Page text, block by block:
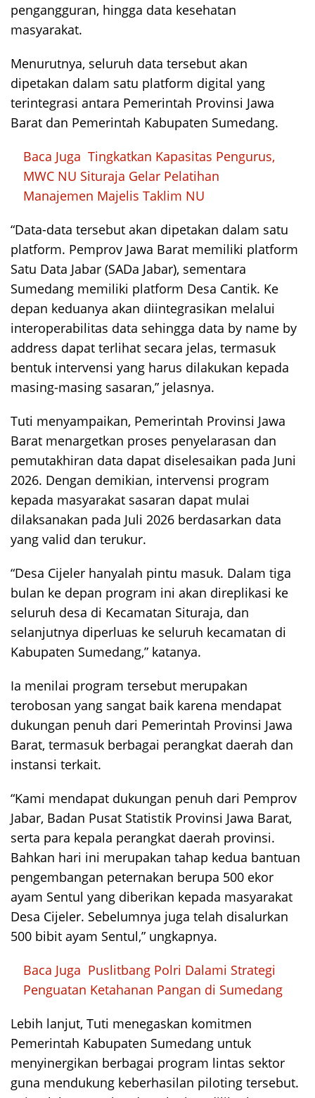
pengangguran, hingga data kesehatan
masyarakat.
Menurutnya, seluruh data tersebut akan
dipetakan dalam satu platform digital yang
terintegrasi antara Pemerintah Provinsi Jawa
Barat dan Pemerintah Kabupaten Sumedang.
Baca Juga Tingkatkan Kapasitas Pengurus,
MWC NU Situraja Gelar Pelatihan
Manajemen Majelis Taklim NU
“Data-data tersebut akan dipetakan dalam satu
platform. Pemprov Jawa Barat memiliki platform
Satu Data Jabar (SADa Jabar), sementara
Sumedang memiliki platform Desa Cantik. Ke
depan keduanya akan diintegrasikan melalui
interoperabilitas data sehingga data by name by
address dapat terlihat secara jelas, termasuk
bentuk intervensi yang harus dilakukan kepada
masing-masing sasaran,” jelasnya.
Tuti menyampaikan, Pemerintah Provinsi Jawa
Barat menargetkan proses penyelarasan dan
pemutakhiran data dapat diselesaikan pada Juni
2026. Dengan demikian, intervensi program
kepada masyarakat sasaran dapat mulai
dilaksanakan pada Juli 2026 berdasarkan data
yang valid dan terukur.
“Desa Cijeler hanyalah pintu masuk. Dalam tiga
bulan ke depan program ini akan direplikasi ke
seluruh desa di Kecamatan Situraja, dan
selanjutnya diperluas ke seluruh kecamatan di
Kabupaten Sumedang,” katanya.
Ia menilai program tersebut merupakan
terobosan yang sangat baik karena mendapat
dukungan penuh dari Pemerintah Provinsi Jawa
Barat, termasuk berbagai perangkat daerah dan
instansi terkait.
“Kami mendapat dukungan penuh dari Pemprov
Jabar, Badan Pusat Statistik Provinsi Jawa Barat,
serta para kepala perangkat daerah provinsi.
Bahkan hari ini merupakan tahap kedua bantuan
pengembangan peternakan berupa 500 ekor
ayam Sentul yang diberikan kepada masyarakat
Desa Cijeler. Sebelumnya juga telah disalurkan
500 bibit ayam Sentul,” ungkapnya.
Baca Juga Puslitbang Polri Dalami Strategi
Penguatan Ketahanan Pangan di Sumedang
Lebih lanjut, Tuti menegaskan komitmen
Pemerintah Kabupaten Sumedang untuk
menyinergikan berbagai program lintas sektor
guna mendukung keberhasilan piloting tersebut.